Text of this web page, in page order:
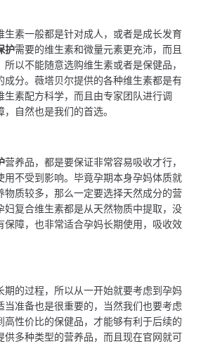
生素一般都是针对成人，或者是成长发育
护需要的维生素和微量元素更充沛，而且
以不能随意选购维生素或者是保健品，
成分。薇塔贝尔提供的各种维生素都是有
生素配方科学，而且由专家团队进行调
自然也是我们的首选。
营养品，都是要保证非常容易吸收才行，
用不受到影响。毕竟孕期本身孕妈体质就
物质较多，那么一定要选择天然成分的营
妇复合维生素都是从天然物质中提取，没
保障，也非常适合孕妈长期使用，吸收效
期的过程，所以从一开始就要考虑到孕妈
当准备也是很重要的，当然我们也要考虑
高性价比的保健品，才能够有利于后续的
供多种类型的营养品，而且现在官网就可